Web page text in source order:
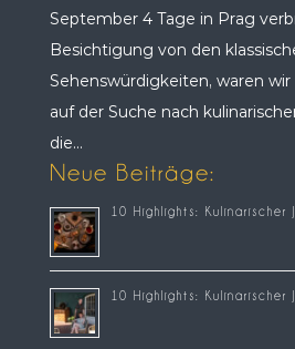
September 4 Tage in Prag
Besichtigung von den
Sehenswürdigkeiten, waren
auf der Suche nach
die...
Neue Beiträge:
10 Highlights: Kulinarischer
10 Highlights: Kulinarischer